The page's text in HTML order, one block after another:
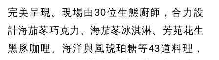
完美呈現。現場由30位生態廚師，合力設
計海茄苳巧克力、海茄苳冰淇淋、芳苑花生
黑豚咖哩、海洋與風琥珀糖等43道料理，